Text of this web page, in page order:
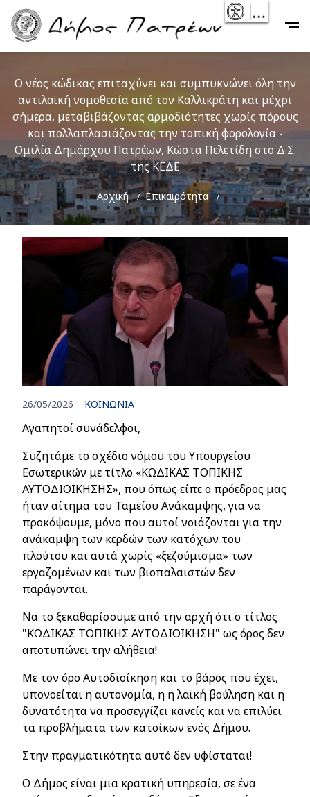
Skip
main
Main
navigation
Ο νέος κώδικας επιταχύνει και συμπυκνώνει όλη την
αντιλαϊκή νομοθεσία από τον Καλλικράτη και μέχρι
σήμερα, μεταβιβάζοντας αρμοδιότητες χωρίς πόρους
και πολλαπλασιάζοντας την τοπική φορολογία -
Ομιλία Δημάρχου Πατρέων, Κώστα Πελετίδη στο Δ.Σ.
της ΚΕΔΕ
Breadcrumb
Αρχική Επικαιρότητα
26/05/2026 ΚΟΙΝΩΝΙΑ
Αγαπητοί συνάδελφοι,
Συζητάμε το σχέδιο νόμου του Υπουργείου
Εσωτερικών με τίτλο «ΚΩΔΙΚΑΣ ΤΟΠΙΚΗΣ
ΑΥΤΟΔΙΟΙΚΗΣΗΣ», που όπως είπε ο πρόεδρος μας
ήταν αίτημα του Ταμείου Ανάκαμψης, για να
προκόψουμε, μόνο που αυτοί νοιάζονται για την
ανάκαμψη των κερδών των κατόχων του
πλούτου και αυτά χωρίς «ξεζούμισμα» των
εργαζομένων και των βιοπαλαιστών δεν
παράγονται.
Να το ξεκαθαρίσουμε από την αρχή ότι ο τίτλος
"ΚΩΔΙΚΑΣ ΤΟΠΙΚΗΣ ΑΥΤΟΔΙΟΙΚΗΣΗ" ως όρος δεν
αποτυπώνει την αλήθεια!
Με τον όρο Αυτοδιοίκηση και το βάρος που έχει,
υπονοείται η αυτονομία, η η λαϊκή βούληση και η
δυνατότητα να προσεγγίζει κανείς και να επιλύει
τα προβλήματα των κατοίκων ενός Δήμου.
Στην πραγματικότητα αυτό δεν υφίσταται!
Ο Δήμος είναι μια κρατική υπηρεσία, σε ένα